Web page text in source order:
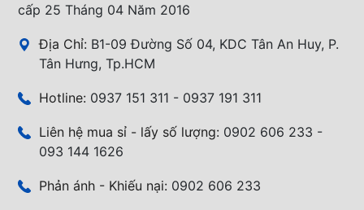
cấp 25 Tháng 04 Năm 2016
Địa Chỉ: B1-09 Đường Số 04, KDC Tân An Huy, P.
Tân Hưng, Tp.HCM
Hotline: 0937 151 311 - 0937 191 311
Liên hệ mua sỉ - lấy số lượng: 0902 606 233 -
093 144 1626
Phản ánh - Khiếu nại: 0902 606 233